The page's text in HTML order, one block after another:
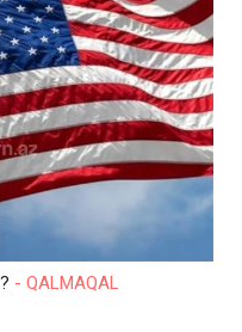
- QALMAQAL